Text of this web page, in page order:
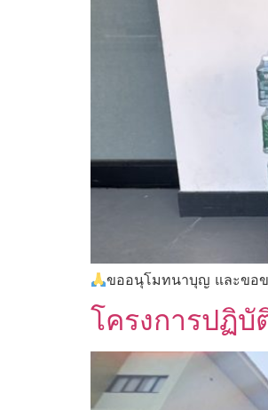
ขออนุโมทนาบุญ และขอ
โครงการปฏิ